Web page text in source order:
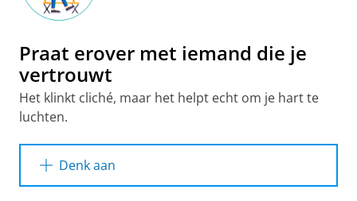
Praat erover met iemand die je
vertrouwt
Het klinkt cliché, maar het helpt echt om je hart te
luchten.
Denk aan